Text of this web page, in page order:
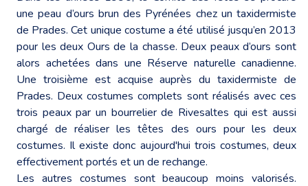
une peau d’ours brun des Pyrénées chez un taxidermiste
de Prades. Cet unique costume a été utilisé jusqu’en 2013
pour les deux Ours de la chasse. Deux peaux d’ours sont
alors achetées dans une Réserve naturelle canadienne.
Une troisième est acquise auprès du taxidermiste de
Prades. Deux costumes complets sont réalisés avec ces
trois peaux par un bourrelier de Rivesaltes qui est aussi
chargé de réaliser les têtes des ours pour les deux
costumes. Il existe donc aujourd'hui trois costumes, deux
effectivement portés et un de rechange.
Les autres costumes sont beaucoup moins valorisés.